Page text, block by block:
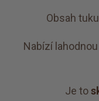
Obsah
Nabízí lahodnou
Je to